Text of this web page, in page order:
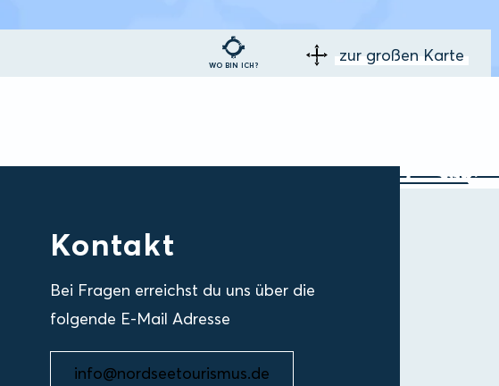
WO BIN ICH? zur großen Karte
Kontakt
Bei Fragen erreichst du uns über die
folgende E-Mail Adresse
info@nordseetourismus.de